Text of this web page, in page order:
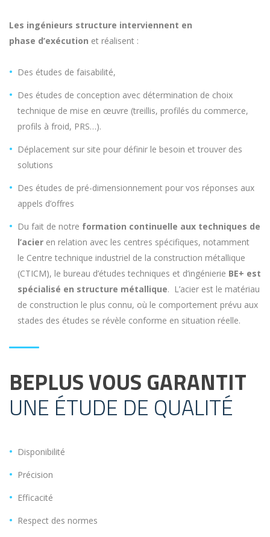
Les ingénieurs structure interviennent en
phase d’exécution et réalisent :
Des études de faisabilité,
Des études de conception avec détermination de choix
technique de mise en œuvre (treillis, profilés du commerce,
profils à froid, PRS…).
Déplacement sur site pour définir le besoin et trouver des
solutions
Des études de pré-dimensionnement pour vos réponses aux
appels d’offres
Du fait de notre formation continuelle aux techniques de
l’acier en relation avec les centres spécifiques, notamment
le Centre technique industriel de la construction métallique
(CTICM), le bureau d’études techniques et d’ingénierie BE+ est
spécialisé en structure métallique. L’acier est le matériau
de construction le plus connu, où le comportement prévu aux
stades des études se révèle conforme en situation réelle.
BEPLUS VOUS GARANTIT
UNE ÉTUDE DE QUALITÉ
Disponibilité
Précision
Efficacité
Respect des normes